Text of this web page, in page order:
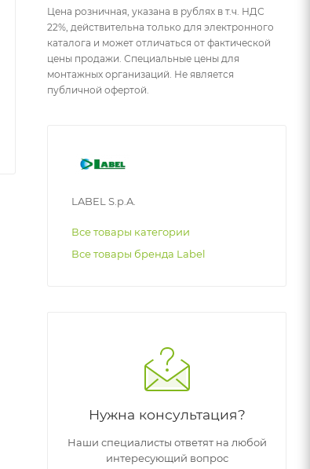
Цена розничная, указана в рублях в т.ч. НДС
22%, действительна только для электронного
каталога и может отличаться от фактической
цены продажи. Специальные цены для
монтажных организаций. Не является
публичной офертой.
LABEL S.p.A.
Все товары категории
Все товары бренда Label
Нужна консультация?
Наши специалисты ответят на любой
интересующий вопрос